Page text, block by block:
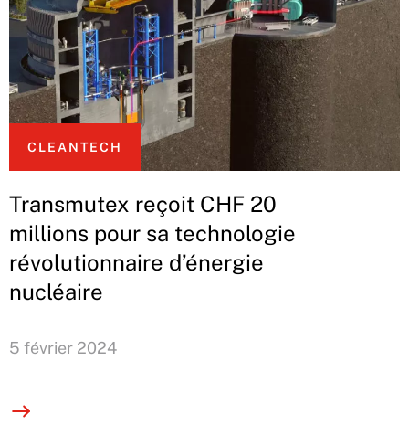
CLEANTECH
Transmutex reçoit CHF 20
millions pour sa technologie
révolutionnaire d’énergie
nucléaire
5 février 2024